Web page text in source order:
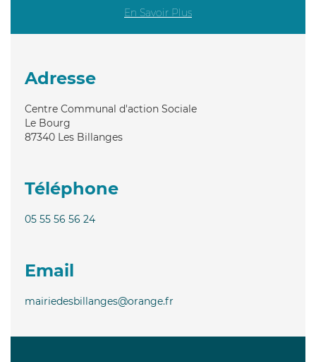
En Savoir Plus
Adresse
Centre Communal d'action Sociale
Le Bourg
87340 Les Billanges
Téléphone
05 55 56 56 24
Email
mairiedesbillanges@orange.fr